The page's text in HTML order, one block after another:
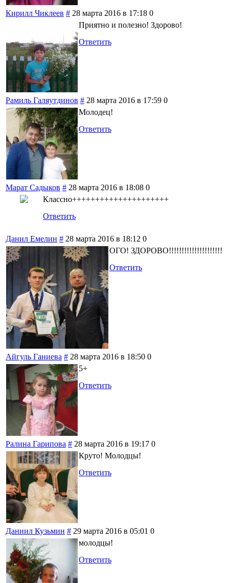
Кирилл Чиклеев # 28 марта 2016 в 17:18 0
Приятно и полезно! Здорово!
Ответить
Рамиль Галяутдинов # 28 марта 2016 в 17:59 0
Молодец!
Ответить
Марат Садыков # 28 марта 2016 в 18:08 0
Классно+++++++++++++++++++++
Ответить
Данил Емелин # 28 марта 2016 в 18:12 0
ОГО! ЗДОРОВО!!!!!!!!!!!!!!!!!!!!!
Ответить
Айгуль Ганиева # 28 марта 2016 в 18:50 0
5+
Ответить
Ралина Гарипова # 28 марта 2016 в 19:17 0
Круто! Молодцы!
Ответить
Даниил Кузьмин # 29 марта 2016 в 05:01 0
молодцы!
Ответить